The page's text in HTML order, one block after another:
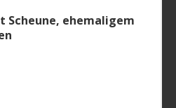
Scheune, ehemaligem